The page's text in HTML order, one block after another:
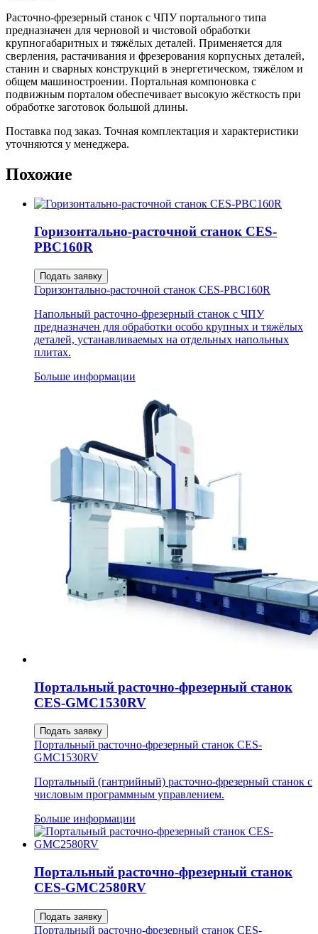
Расточно-фрезерный станок с ЧПУ портального типа
предназначен для черновой и чистовой обработки
крупногабаритных и тяжёлых деталей. Применяется для
сверления, растачивания и фрезерования корпусных деталей,
станин и сварных конструкций в энергетическом, тяжёлом и
общем машиностроении. Портальная компоновка с
подвижным порталом обеспечивает высокую жёсткость при
обработке заготовок большой длины.
Поставка под заказ. Точная комплектация и характеристики
уточняются у менеджера.
Похожие
Горизонтально-расточной станок CES-
PBC160R
Подать заявку
Горизонтально-расточной станок CES-PBC160R
Напольный расточно-фрезерный станок с ЧПУ
предназначен для обработки особо крупных и тяжёлых
деталей, устанавливаемых на отдельных напольных
плитах.
Больше информации
Портальный расточно-фрезерный станок
CES-GMC1530RV
Подать заявку
Портальный расточно-фрезерный станок CES-
GMC1530RV
Портальный (гантрийный) расточно-фрезерный станок с
числовым программным управлением.
Больше информации
Портальный расточно-фрезерный станок
CES-GMC2580RV
Подать заявку
Портальный расточно-фрезерный станок CES-